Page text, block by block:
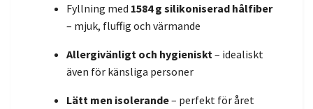
Fyllning med 1584 g silikoniserad hålfiber
– mjuk, fluffig och värmande
Allergivänligt och hygieniskt – idealiskt
även för känsliga personer
Lätt men isolerande– perfekt för året